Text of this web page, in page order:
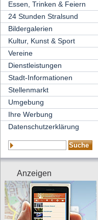
Essen, Trinken & Feiern
24 Stunden Stralsund
Bildergalerien
Kultur, Kunst & Sport
Vereine
Dienstleistungen
Stadt-Informationen
Stellenmarkt
Umgebung
Ihre Werbung
Datenschutzerklärung
Anzeigen